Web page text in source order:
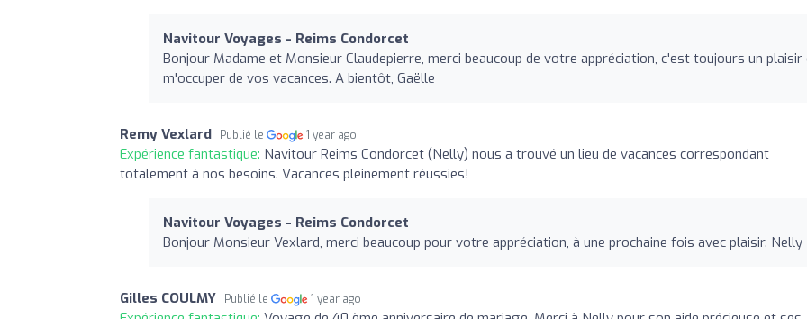
Navitour Voyages - Reims Condorcet
Bonjour Madame et Monsieur Claudepierre, merci beaucoup de votre appréciation, c'est toujours un plaisir
m'occuper de vos vacances. A bientôt, Gaëlle
Remy Vexlard Publié le 1 year ago
Expérience fantastique: Navitour Reims Condorcet (Nelly) nous a trouvé un lieu de vacances correspondant
totalement à nos besoins. Vacances pleinement réussies!
Navitour Voyages - Reims Condorcet
Bonjour Monsieur Vexlard, merci beaucoup pour votre appréciation, à une prochaine fois avec plaisir. Nelly
Gilles COULMY Publié le 1 year ago